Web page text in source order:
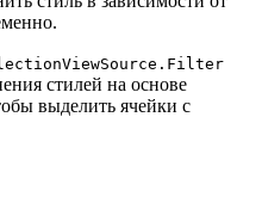
стилей на основе
выделить ячейки с